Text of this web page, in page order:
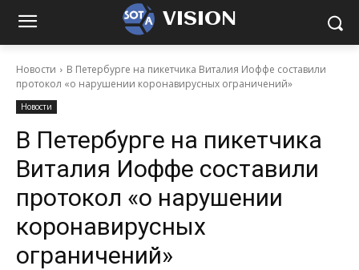
VISION
Новости
В Петербурге на пикетчика Виталия Иоффе составили
протокол «о нарушении коронавирусных ограничений»
Новости
В Петербурге на пикетчика
Виталия Иоффе составили
протокол «о нарушении
коронавирусных
ограничений»